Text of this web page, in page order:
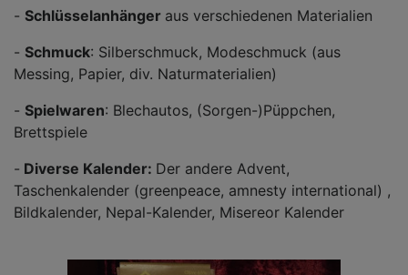
- Schlüsselanhänger aus verschiedenen Materialien
- Schmuck: Silberschmuck, Modeschmuck (aus
Messing, Papier, div. Naturmaterialien)
- Spielwaren: Blechautos, (Sorgen-)Püppchen,
Brettspiele
- Diverse Kalender: Der andere Advent,
Taschenkalender (greenpeace, amnesty international) ,
Bildkalender, Nepal-Kalender, Misereor Kalender